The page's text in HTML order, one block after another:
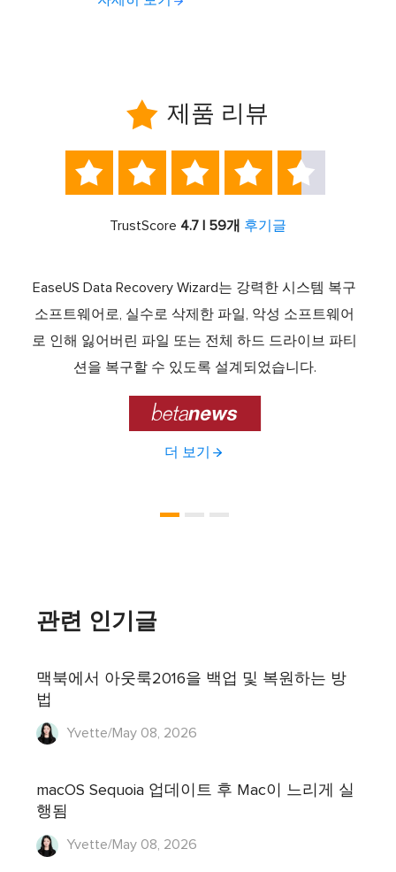
 제품 리뷰
    
TrustScore 4.7 | 59개 후기글
EaseUS Data Recovery Wizard는 강력한 시스템 복구
소프트웨어로, 실수로 삭제한 파일, 악성 소프트웨어
로 인해 잃어버린 파일 또는 전체 하드 드라이브 파티
션을 복구할 수 있도록 설계되었습니다.

더 보기
관련 인기글
맥북에서 아웃룩2016을 백업 및 복원하는 방
법
Yvette/May 08, 2026
macOS Sequoia 업데이트 후 Mac이 느리게 실
행됨
Yvette/May 08, 2026